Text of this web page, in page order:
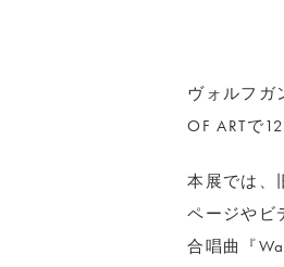
ヴォルフガ
OF ARTで
本展では、
ページやビ
合唱曲『